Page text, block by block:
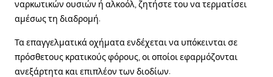
ναρκωτικών ουσιών ή αλκοόλ, ζητήστε του να τερματίσει
αμέσως τη διαδρομή.
Τα επαγγελματικά οχήματα ενδέχεται να υπόκεινται σε
πρόσθετους κρατικούς φόρους, οι οποίοι εφαρμόζονται
ανεξάρτητα και επιπλέον των διοδίων.